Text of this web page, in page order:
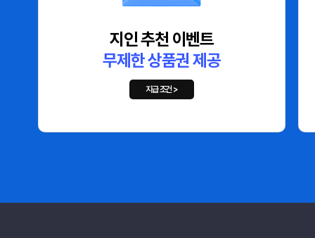
지인 추천 이벤트
무제한 상품권 제공
무제한 상품권 제공
지급 조건 >